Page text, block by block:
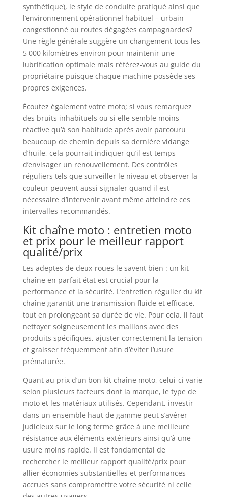
synthétique), le style de conduite pratiqué ainsi que
l’environnement opérationnel habituel – urbain
congestionné ou routes dégagées campagnardes?
Une règle générale suggère un changement tous les
5 000 kilomètres environ pour maintenir une
lubrification optimale mais référez-vous au guide du
propriétaire puisque chaque machine possède ses
propres exigences.
Écoutez également votre moto; si vous remarquez
des bruits inhabituels ou si elle semble moins
réactive qu’à son habitude après avoir parcouru
beaucoup de chemin depuis sa dernière vidange
d’huile, cela pourrait indiquer qu’il est temps
d’envisager un renouvellement. Des contrôles
réguliers tels que surveiller le niveau et observer la
couleur peuvent aussi signaler quand il est
nécessaire d’intervenir avant même atteindre ces
intervalles recommandés.
Kit chaîne moto : entretien moto
et prix pour le meilleur rapport
qualité/prix
Les adeptes de deux-roues le savent bien : un kit
chaîne en parfait état est crucial pour la
performance et la sécurité. L’entretien régulier du kit
chaîne garantit une transmission fluide et efficace,
tout en prolongeant sa durée de vie. Pour cela, il faut
nettoyer soigneusement les maillons avec des
produits spécifiques, ajuster correctement la tension
et graisser fréquemment afin d’éviter l’usure
prématurée.
Quant au prix d’un bon kit chaîne moto, celui-ci varie
selon plusieurs facteurs dont la marque, le type de
moto et les matériaux utilisés. Cependant, investir
dans un ensemble haut de gamme peut s’avérer
judicieux sur le long terme grâce à une meilleure
résistance aux éléments extérieurs ainsi qu’à une
usure moins rapide. Il est fondamental de
rechercher le meilleur rapport qualité/prix pour
allier économies substantielles et performances
accrues sans compromettre votre sécurité ni celle